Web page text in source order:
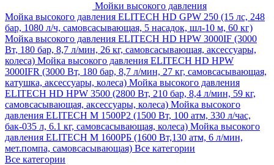
Мойки высокого давления
Мойка высокого давления ELITECH HD GPW 250 (15 лс, 248
бар, 1080 л/ч, самовсасывающая, 5 насадок, шл-10 м, 60 кг)
Мойка высокого давления ELITECH HD HPW 3000IF (3000
Вт, 180 бар, 8,7 л/мин, 26 кг, самовсасывающая, аксессуары,
колеса) Мойка высокого давления ELITECH HD HPW
3000IFR (3000 Вт, 180 бар, 8,7 л/мин, 27 кг, самовсасывающая,
катушка, аксессуары, колеса) Мойка высокого давления
ELITECH HD HPW 3500 (2800 Вт, 210 бар, 8,4 л/мин, 59 кг,
самовсасывающая, аксессуары, колеса) Мойка высокого
давления ELITECH M 1500P2 (1500 Вт, 100 атм, 330 л/час,
бак-035 л, 6.1 кг, самовсасывающая, колеса) Мойка высокого
давления ELITECH М 1600РБ (1600 Вт,130 атм, 6 л/мин,
мет.помпа, самовсасывающая) Все категории
Все категории